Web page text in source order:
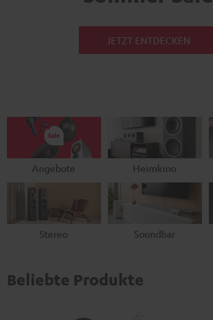
JETZT ENTDECKEN
Angebote Heimkino
Stereo Soundbar
Beliebte Produkte